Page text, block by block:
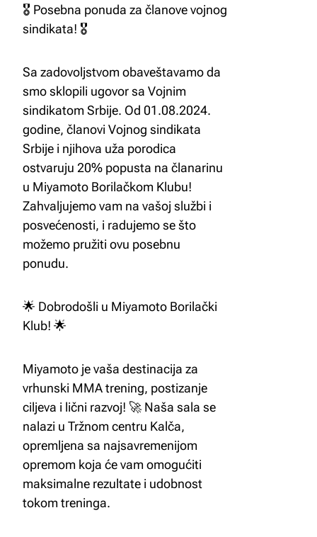
🎖️ Posebna ponuda za članove vojnog
sindikata! 🎖️
Sa zadovoljstvom obaveštavamo da
smo sklopili ugovor sa Vojnim
sindikatom Srbije. Od 01.08.2024.
godine, članovi Vojnog sindikata
Srbije i njihova uža porodica
ostvaruju 20% popusta na članarinu
u Miyamoto Borilačkom Klubu!
Zahvaljujemo vam na vašoj službi i
posvećenosti, i radujemo se što
možemo pružiti ovu posebnu
ponudu.
🌟 Dobrodošli u Miyamoto Borilački
Klub! 🌟
Miyamoto je vaša destinacija za
vrhunski MMA trening, postizanje
ciljeva i lični razvoj! 🚀 Naša sala se
nalazi u Tržnom centru Kalča,
opremljena sa najsavremenijom
opremom koja će vam omogućiti
maksimalne rezultate i udobnost
tokom treninga.